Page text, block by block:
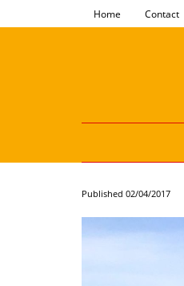
Home Contact
Published 02/04/2017